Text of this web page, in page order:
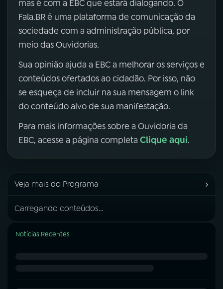
mas é com a EBC que estará dialogando. O
Fala.BR é uma plataforma de comunicação da
sociedade com a administração pública, por
meio das Ouvidorias.
Sua opinião ajuda a EBC a melhorar os serviços e
conteúdos ofertados ao cidadão. Por isso, não
se esqueça de incluir na sua mensagem o link
do conteúdo alvo de sua manifestação.
Para mais informações sobre a Ouvidoria da
EBC, acesse a página completa Clique aqui.
Veja mais do Programa ›
Carregando conteúdos...
Notícias Recentes